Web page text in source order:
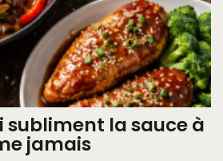
subliment la sauce à
jamais